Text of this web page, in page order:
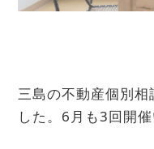
三島の不動産個別
した。6月も3回開催